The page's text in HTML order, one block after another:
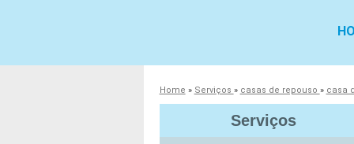
Home » Serviços » casas de repouso » casa
Serviços